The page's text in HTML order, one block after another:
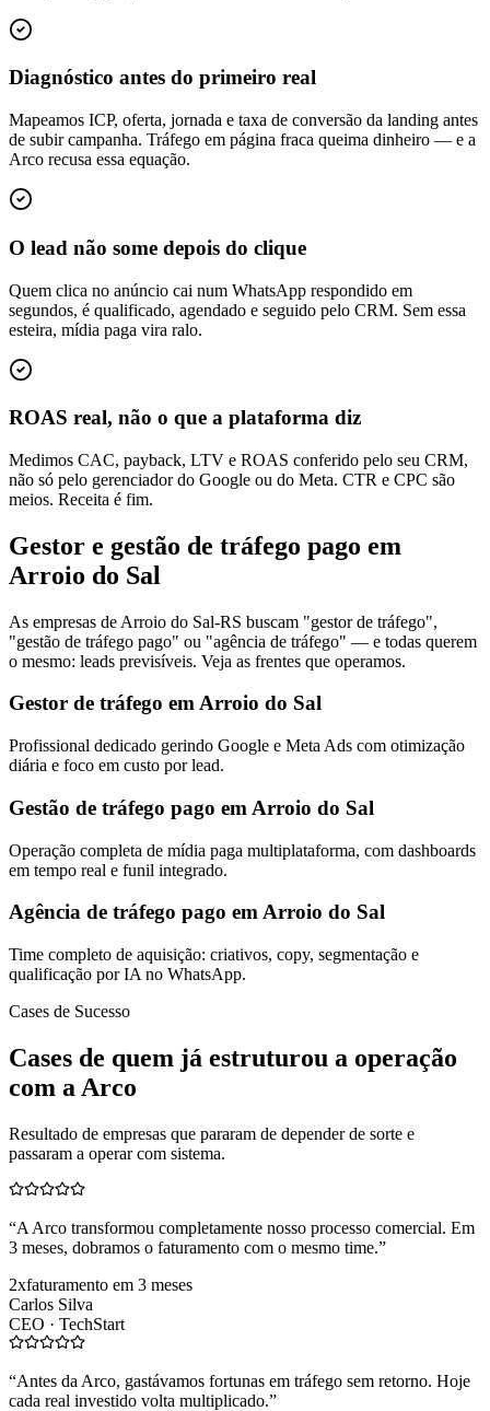
Diagnóstico antes do primeiro real
Mapeamos ICP, oferta, jornada e taxa de conversão da landing antes
de subir campanha. Tráfego em página fraca queima dinheiro — e a
Arco recusa essa equação.
O lead não some depois do clique
Quem clica no anúncio cai num WhatsApp respondido em
segundos, é qualificado, agendado e seguido pelo CRM. Sem essa
esteira, mídia paga vira ralo.
ROAS real, não o que a plataforma diz
Medimos CAC, payback, LTV e ROAS conferido pelo seu CRM,
não só pelo gerenciador do Google ou do Meta. CTR e CPC são
meios. Receita é fim.
Gestor e gestão de tráfego pago em
Arroio do Sal
As empresas de Arroio do Sal-RS buscam "gestor de tráfego",
"gestão de tráfego pago" ou "agência de tráfego" — e todas querem
o mesmo: leads previsíveis. Veja as frentes que operamos.
Gestor de tráfego em Arroio do Sal
Profissional dedicado gerindo Google e Meta Ads com otimização
diária e foco em custo por lead.
Gestão de tráfego pago em Arroio do Sal
Operação completa de mídia paga multiplataforma, com dashboards
em tempo real e funil integrado.
Agência de tráfego pago em Arroio do Sal
Time completo de aquisição: criativos, copy, segmentação e
qualificação por IA no WhatsApp.
Cases de Sucesso
Cases de quem já estruturou a operação
com a Arco
Resultado de empresas que pararam de depender de sorte e
passaram a operar com sistema.
“A Arco transformou completamente nosso processo comercial. Em
3 meses, dobramos o faturamento com o mesmo time.”
2xfaturamento em 3 meses
Carlos Silva
CEO · TechStart
“Antes da Arco, gastávamos fortunas em tráfego sem retorno. Hoje
cada real investido volta multiplicado.”